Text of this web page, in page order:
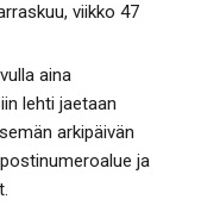
viikko 47
aina
lehti jaetaan
arkipäivän
ja